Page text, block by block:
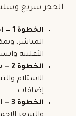
الحجز سريع
الخطوة 1 — اختر قناتك:
المباشر،
الأغلبية
الخطوة 2 — شارك تفاصيلك:
الاستلام
إضافات
الخطوة 3 — استلم عرضك: